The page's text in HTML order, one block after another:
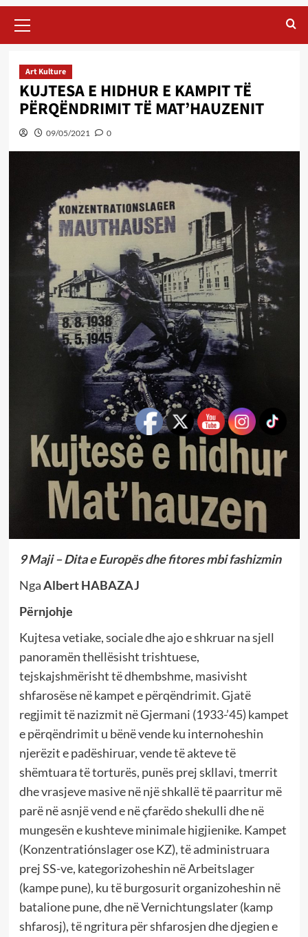
Menu
Art Kulture
KUJTESA E HIDHUR E KAMPIT TË
PËRQËNDRIMIT TË MAT’HAUZENIT
09/05/2021 0
9 Maji – Dita e Europës dhe fitores mbi fashizmin
NgaAlbert HABAZAJ
Përnjohje
Kujtesa vetiake, sociale dhe ajo e shkruar na sjell
panoramën thellësisht trishtuese,
tejskajshmërisht të dhembshme, masivisht
shfarosëse në kampet e përqëndrimit. Gjatë
regjimit të nazizmit në Gjermani (1933-’45) kampet
e përqëndrimit u bënë vende ku internoheshin
njerëzit e padëshiruar, vende të akteve të
shëmtuara të torturës, punës prej skllavi, tmerrit
dhe vrasjeve masive në një shkallë të paarritur më
parë në asnjë vend e në çfarëdo shekulli dhe në
mungesën e kushteve minimale higjienike. Kampet
(Konzentratiónslager ose KZ), të administruara
prej SS-ve, kategorizoheshin në Arbeitslager
(kampe pune), ku të burgosurit organizoheshin në
batalione pune, dhe në Vernichtungslater (kamp
shfarosj), të ngritura për shfarosjen dhe djegien e